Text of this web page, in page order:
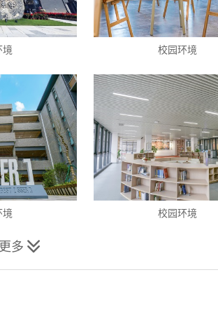
境 校园环境
境 校园环境
多 